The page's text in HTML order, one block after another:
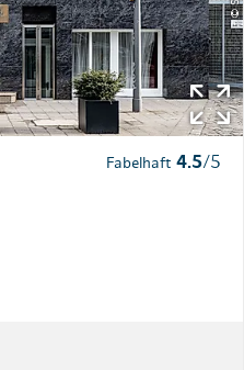
Fabelhaft4.5/5